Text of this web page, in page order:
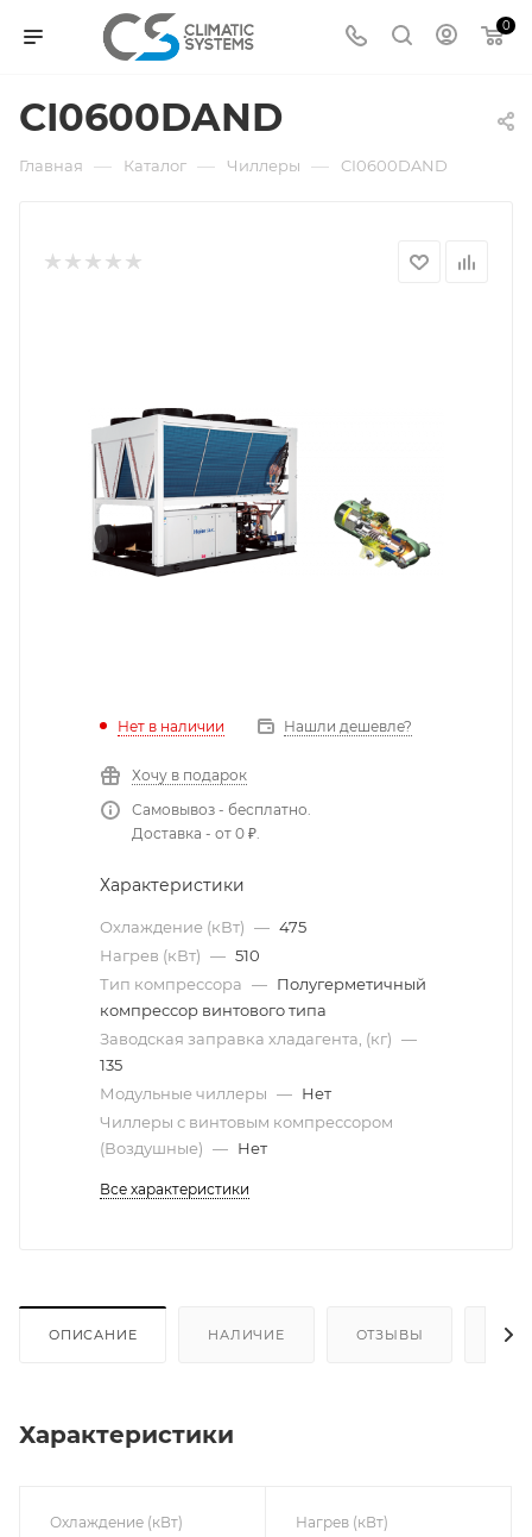
0
CI0600DAND
Главная — Каталог — Чиллеры — CI0600DAND
Нет в наличии Нашли дешевле?
Хочу в подарок
Самовывоз - бесплатно.
Доставка - от 0 ₽.
Характеристики
Охлаждение (кВт) — 475
Нагрев (кВт) — 510
Тип компрессора — Полугерметичный
компрессор винтового типа
Заводская заправка хладагента, (кг) —
135
Модульные чиллеры — Нет
Чиллеры с винтовым компрессором
(Воздушные) — Нет
Все характеристики
ОПИСАНИЕ НАЛИЧИЕ ОТЗЫВЫ
Характеристики
Охлаждение (кВт) Нагрев (кВт)